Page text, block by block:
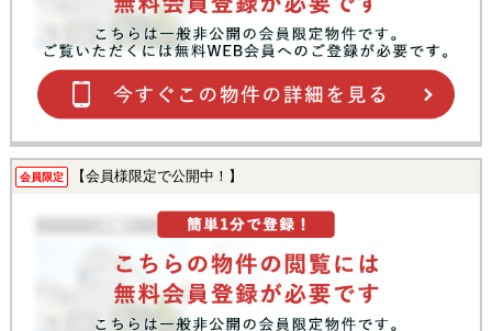
会員限定 【会員様限定で公開中！】